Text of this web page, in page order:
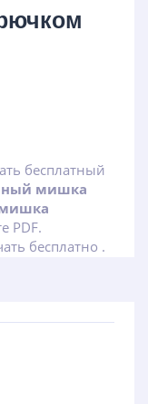
бесплатный
мишка
PDF.
бесплатно .